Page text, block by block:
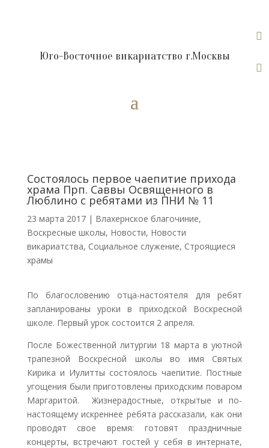


Юго-Восточное викариатство г.Москвы
Cостоялось первое чаепитие прихода
храма Прп. Саввы Освященного в
Люблино с ребятами из ПНИ № 11
23 марта 2017| Влахернское благочиние,
Воскресные школы, Новости, Новости
викариатства, Социальное служение, Строящиеся
храмы
По благословению отца-настоятеля для ребят
запланированы уроки в приходской Воскресной
школе. Первый урок состоится 2 апреля.
После Божественной литургии 18 марта в уютной
трапезной Воскресной школы во имя Святых
Кирика и Иулитты состоялось чаепитие. Постные
угощения были приготовлены приходским поваром
Маргаритой. Жизнерадостные, открытые и по-
настоящему искреннее ребята рассказали, как они
проводят свое время: готовят праздничные
концерты, встречают гостей у себя в интернате,